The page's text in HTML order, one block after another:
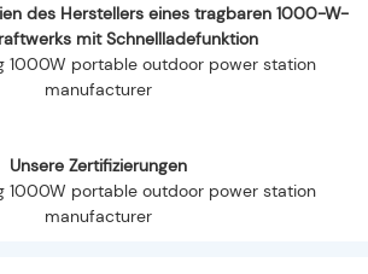
des Herstellers eines tragbaren 1000-W-
mit Schnellladefunktion
Unsere Zertifizierungen